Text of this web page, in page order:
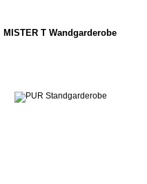
MISTER T Wandgarderobe